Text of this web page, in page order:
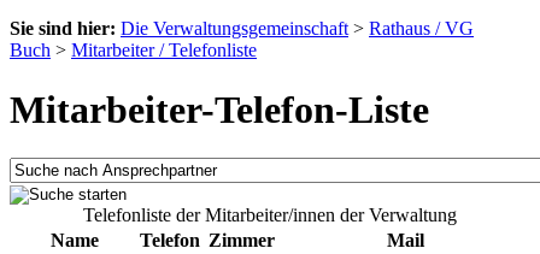
Sie sind hier: Die Verwaltungsgemeinschaft > Rathaus / VG
Buch > Mitarbeiter / Telefonliste
Mitarbeiter-Telefon-Liste
Telefonliste der Mitarbeiter/innen der Verwaltung
Name
Telefon Zimmer
Mail